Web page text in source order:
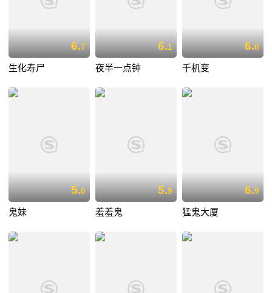
6.7
生化寿尸
6.1
夜半一点钟
6.0
千机变
5.0
鬼妹
5.9
羞羞鬼
6.9
猛鬼大厦